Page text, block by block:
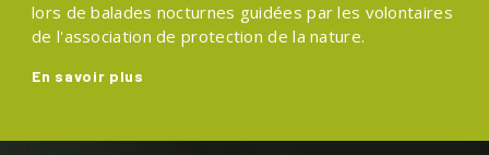
lors de balades nocturnes guidées par les volontaires
de l'association de protection de la nature.
En savoir plus